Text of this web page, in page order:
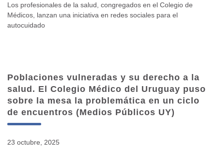
Los profesionales de la salud, congregados en el Colegio de
Médicos, lanzan una iniciativa en redes sociales para el
autocuidado
Poblaciones vulneradas y su derecho a la
salud. El Colegio Médico del Uruguay puso
sobre la mesa la problemática en un ciclo
de encuentros (Medios Públicos UY)
23 octubre, 2025